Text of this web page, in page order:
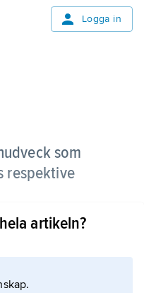
Logga in
som
respektive
och en inre del. I
artikeln?